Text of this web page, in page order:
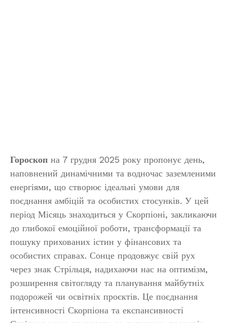
Гороскоп на 7 грудня 2025 року пропонує день,
наповнений динамічними та водночас заземленими
енергіями, що створює ідеальні умови для
поєднання амбіцій та особистих стосунків. У цей
період Місяць знаходиться у Скорпіоні, закликаючи
до глибокої емоційної роботи, трансформації та
пошуку прихованих істин у фінансових та
особистих справах. Сонце продовжує свій рух
через знак Стрільця, надихаючи нас на оптимізм,
розширення світогляду та планування майбутніх
подорожей чи освітніх проєктів. Це поєднання
інтенсивності Скорпіона та експансивності